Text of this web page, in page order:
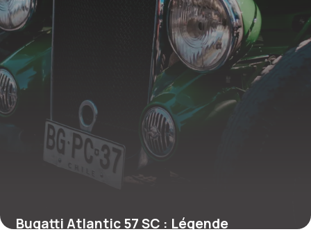
Bugatti Atlantic 57 SC : Légende